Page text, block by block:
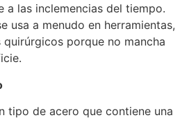
a las inclemencias del tiempo.
usa a menudo en herramientas,
porque no mancha
tipo de acero que contiene una